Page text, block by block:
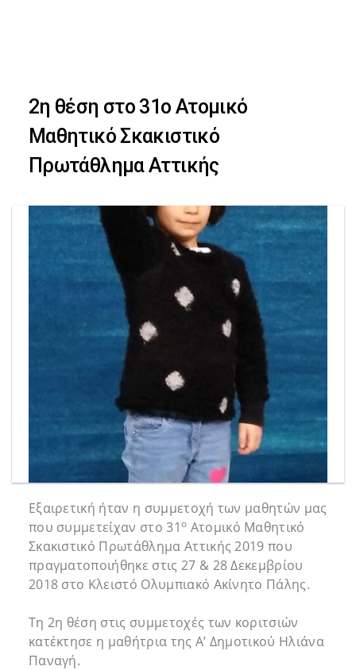
navigation
to
content
2η θέση στο 31ο Ατομικό
Μαθητικό Σκακιστικό
Πρωτάθλημα Αττικής
Εξαιρετική ήταν η συμμετοχή των μαθητών μας
που συμμετείχαν στο 31ο Ατομικό Μαθητικό
Σκακιστικό Πρωτάθλημα Αττικής 2019 που
πραγματοποιήθηκε στις 27 & 28 Δεκεμβρίου
2018 στο Κλειστό Ολυμπιακό Ακίνητο Πάλης.
Τη 2η θέση στις συμμετοχές των κοριτσιών
κατέκτησε η μαθήτρια της Α’ Δημοτικού Ηλιάνα
Παναγή.